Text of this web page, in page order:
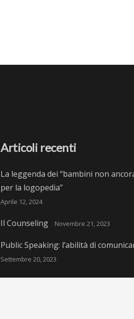
Articoli recenti
La leggenda dei “bambini non
per la logopedia”
Aprile 12, 2024
Il Counseling Novembre 21, 2023
Public Speaking: l’abilità di
Settembre 20, 2023